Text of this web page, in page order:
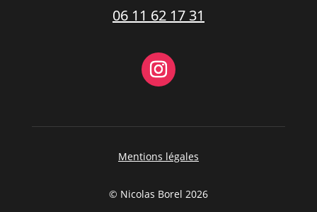
06 11 62 17 31
Mentions légales
© Nicolas Borel 2026